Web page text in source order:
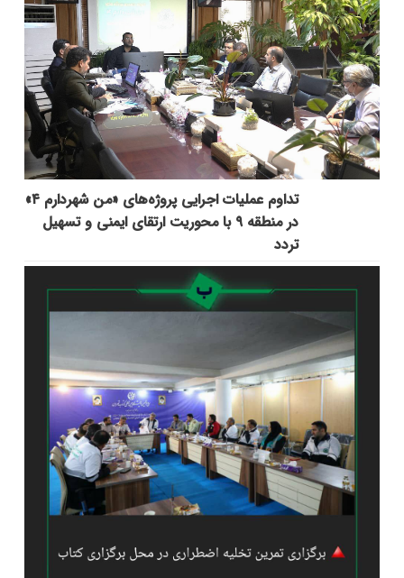
تداوم عملیات اجرایی پروژه‌های «من شهردارم ۴»
در منطقه ۹ با محوریت ارتقای ایمنی و تسهیل
تردد